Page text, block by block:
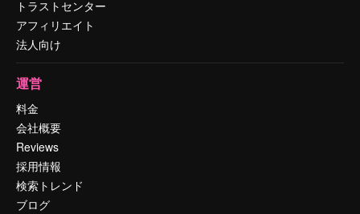
トラストセンター
アフィリエイト
法人向け
運営
料金
会社概要
Reviews
採用情報
検索トレンド
ブログ